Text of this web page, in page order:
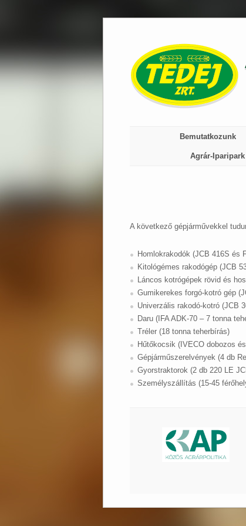
content
Bemutatkozunk
Agrár-Iparipark
A következő gépjárművekkel
Homlokrakodók (JCB 416S és
Kitológémes rakodógép (JCB
Láncos kotrógépek rövid és
Gumikerekes forgó-kotró gép
Univerzális rakodó-kotró (JCB
Daru (IFA ADK-70 – 7 tonna
Tréler (18 tonna teherbírás)
Hűtőkocsik (IVECO dobozos
Gépjárműszerelvények (4 db
Gyorstraktorok (2 db 220 LE
Személyszállítás (15-45